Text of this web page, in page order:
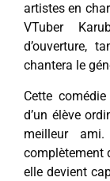
artistes en
VTuber
d’ouverture,
chantera le
Cette
d’un élève
meilleur
complètement
elle devient